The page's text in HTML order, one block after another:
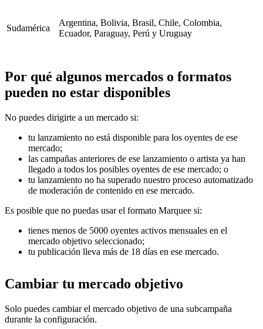
Sudamérica
Argentina, Bolivia, Brasil, Chile, Colombia,
Ecuador, Paraguay, Perú y Uruguay
Por qué algunos mercados o formatos
pueden no estar disponibles
No puedes dirigirte a un mercado si:
tu lanzamiento no está disponible para los oyentes de ese
mercado;
las campañas anteriores de ese lanzamiento o artista ya han
llegado a todos los posibles oyentes de ese mercado; o
tu lanzamiento no ha superado nuestro proceso automatizado
de moderación de contenido en ese mercado.
Es posible que no puedas usar el formato Marquee si:
tienes menos de 5000 oyentes activos mensuales en el
mercado objetivo seleccionado;
tu publicación lleva más de 18 días en ese mercado.
Cambiar tu mercado objetivo
Solo puedes cambiar el mercado objetivo de una subcampaña
durante la configuración.